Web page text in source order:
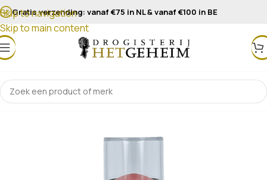
Skip to navigation
Skip to main content
Gratis verzending: vanaf €75 in NL & vanaf €100 in BE